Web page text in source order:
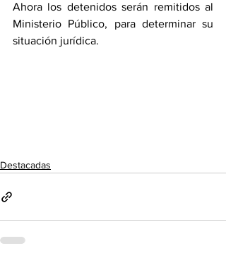
Ahora los detenidos serán remitidos al
Ministerio Público, para determinar su
situación jurídica.
Destacadas